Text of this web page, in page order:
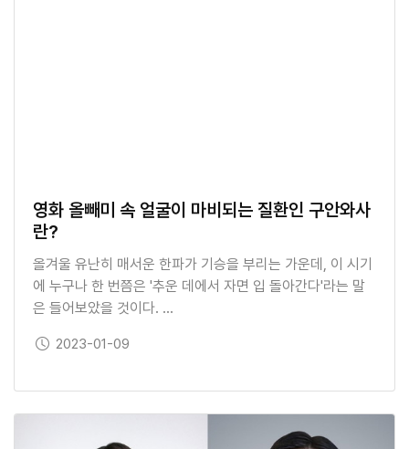
영화 올빼미 속 얼굴이 마비되는 질환인 구안와사
란?
올겨울 유난히 매서운 한파가 기승을 부리는 가운데, 이 시기
에 누구나 한 번쯤은 '추운 데에서 자면 입 돌아간다'라는 말
은 들어보았을 것이다. …
보도일2023-01-09